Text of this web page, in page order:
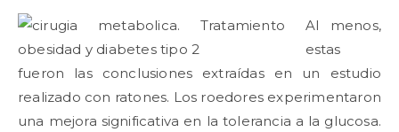
Al menos,
estas
fueron las conclusiones extraídas en un estudio
realizado con ratones. Los roedores experimentaron
una mejora significativa en la tolerancia a la glucosa.